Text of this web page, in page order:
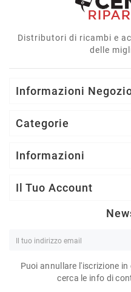
Distributori di ricambi e
delle
Informazioni
Categorie
Informazioni
Il Tuo Account
Puoi annullare l'iscrizione
cerca le info di